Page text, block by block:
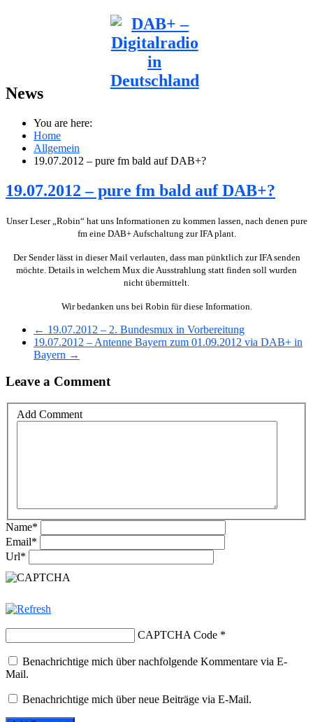
News
You are here:
Home
Allgemein
19.07.2012 – pure fm bald auf DAB+?
19.07.2012 – pure fm bald auf DAB+?
Unser Leser „Robin“ hat uns Informationen zu kommen lassen, nach denen pure
fm eine DAB+ Aufschaltung zur IFA plant.
Der Sender lässt in dieser Mail verlauten, dass man pünktlich zur IFA senden
möchte. Details in welchem Mux die Ausstrahlung statt finden soll wurden
nicht übermittelt.
Wir bedanken uns bei Robin für diese Information.
← 19.07.2012 – 2. Bundesmux in Vorbereitung
19.07.2012 – Antenne Bayern zum 01.09.2012 via DAB+ in
Bayern →
Leave a Comment
Add Comment
Name*
Email*
Url*
CAPTCHA Code *
Benachrichtige mich über nachfolgende Kommentare via E-
Mail.
Benachrichtige mich über neue Beiträge via E-Mail.